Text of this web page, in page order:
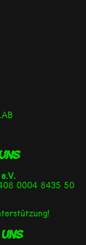
0004 8435 50
uns